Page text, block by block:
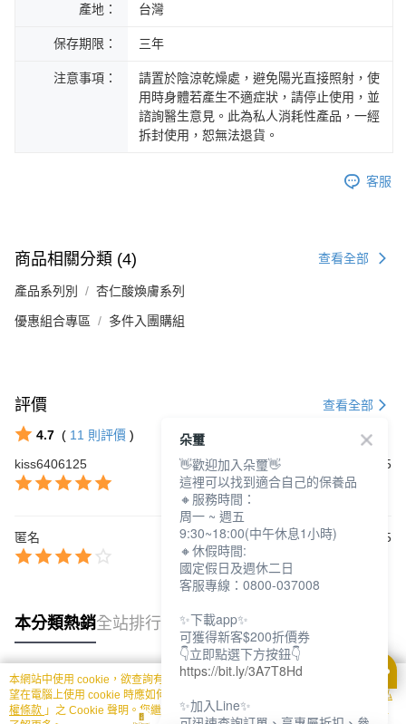
產地： 台灣
保存期限： 三年
注意事項：
請置於陰涼乾燥處，避免陽光直接照射，使
用時身體若產生不適症狀，請停止使用，並
諮詢醫生意見。此為私人消耗性產品，一經
拆封使用，恕無法退貨。
客服
商品相關分類 (4) 查看全部
產品系列別 杏仁酸煥膚系列
優惠組合專區 多件入團購組
評價 查看全部
4.7 ( 11 則評價 )
kiss6406125
2025/02/15
匿名 2024/12/15
本分類熱銷全站排行
熱門標籤
本網站中使用 cookie，欲查詢有關本網站使用 cookie 方式之詳情，及若您不希
望在電腦上使用 cookie 時應如何變更電腦的 cookie 設定，請參閱本網站「
隱私
權條款 」之 Cookie 聲明。您繼續使用本網站即表示您同意本公司得按本網站使
朵璽
👋歡迎加入朵璽👋
這裡可以找到適合自己的保養品
🔸服務時間：
周一 ~ 週五
9:30~18:00(中午休息1小時)
🔸休假時間:
國定假日及週休二日
客服專線：0800-037008
✨下載app✨
可獲得新客$200折價券
👇立即點選下方按鈕👇
https://bit.ly/3A7T8Hd
✨加入Line✨